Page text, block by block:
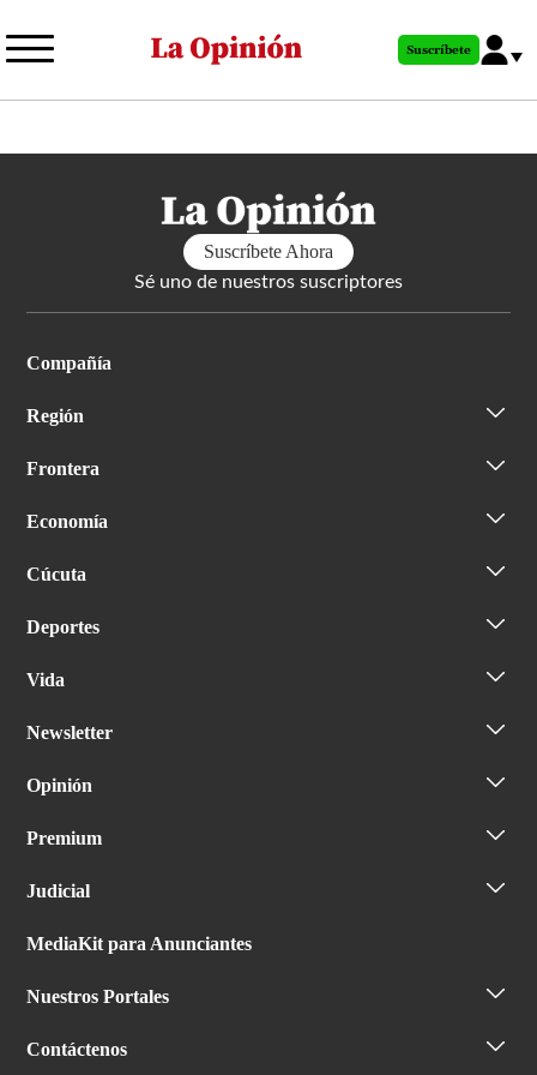
al
principal
Suscríbete
Suscríbete Ahora
Sé uno de nuestros suscriptores
Compañía
Región
Frontera
Economía
Cúcuta
Deportes
Vida
Newsletter
Opinión
Premium
Judicial
MediaKit para Anunciantes
Nuestros Portales
Contáctenos